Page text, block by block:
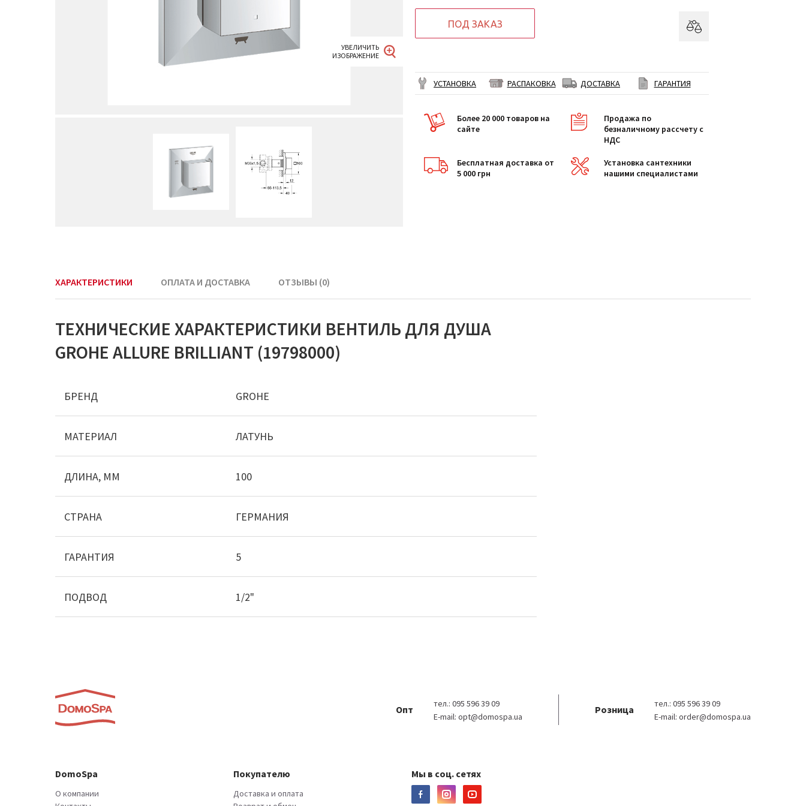
ПОД ЗАКАЗ
УСТАНОВКА РАСПАКОВКА ДОСТАВКА ГАРАНТИЯ
Более 20 000 товаров на
сайте
Продажа по
безналичному рассчету с
НДС
Бесплатная доставка от
5 000 грн
Установка сантехники
нашими специалистами
ХАРАКТЕРИСТИКИ ОПЛАТА И ДОСТАВКА ОТЗЫВЫ (0)
ТЕХНИЧЕСКИЕ ХАРАКТЕРИСТИКИ ВЕНТИЛЬ ДЛЯ ДУША
GROHE ALLURE BRILLIANT (19798000)
БРЕНД GROHE
МАТЕРИАЛ ЛАТУНЬ
ДЛИНА, ММ 100
СТРАНА ГЕРМАНИЯ
ГАРАНТИЯ 5
ПОДВОД 1/2"
Опт
тел.: 095 596 39 09
E-mail: opt@domospa.ua
Розница
тел.: 095 596 39 09
E-mail: order@domospa.ua
DomoSpa
О компании
Покупателю
Доставка и оплата
Мы в соц. сетях